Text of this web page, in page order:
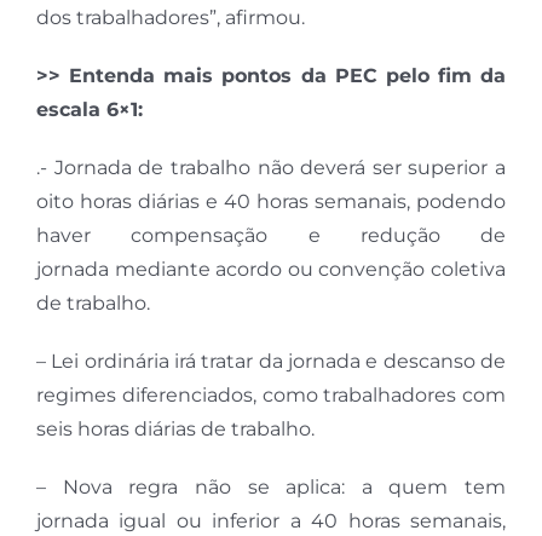
dos trabalhadores”, afirmou.
>> Entenda mais pontos da PEC pelo fim da
escala 6×1:
.- Jornada de trabalho não deverá ser superior a
oito horas diárias e 40 horas semanais, podendo
haver compensação e redução de
jornada mediante acordo ou convenção coletiva
de trabalho.
– Lei ordinária irá tratar da jornada e descanso de
regimes diferenciados, como trabalhadores com
seis horas diárias de trabalho.
– Nova regra não se aplica: a quem tem
jornada igual ou inferior a 40 horas semanais,